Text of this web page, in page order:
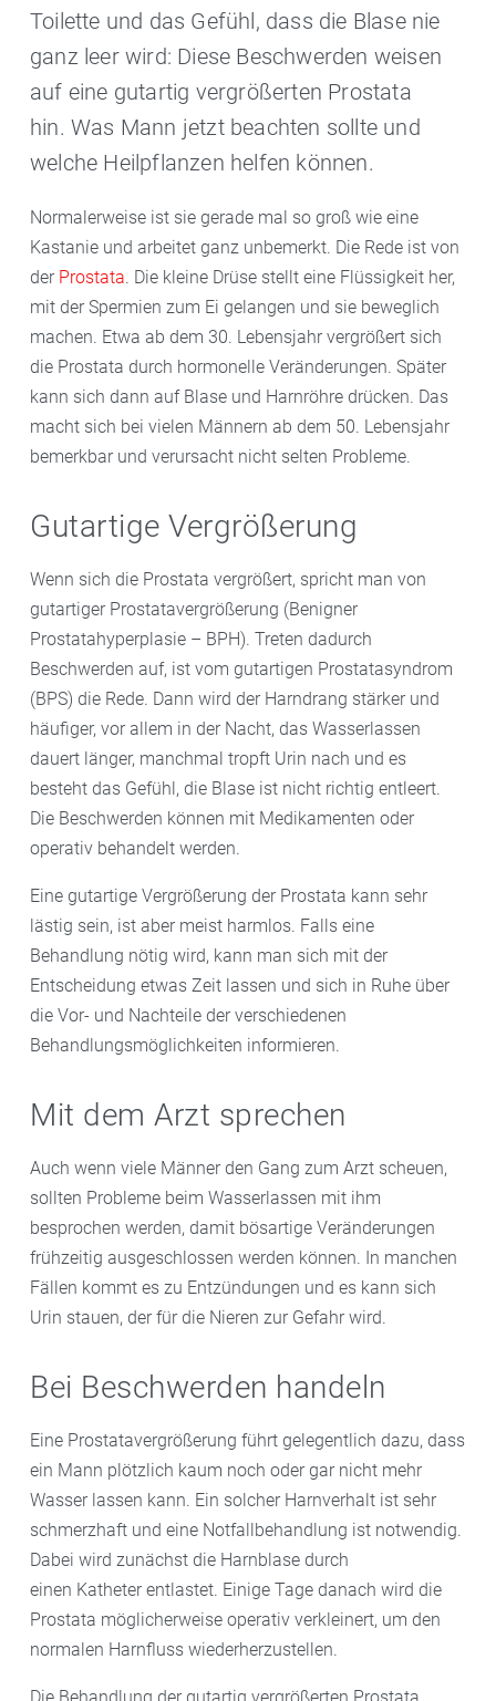
Toilette und das Gefühl, dass die Blase nie
ganz leer wird: Diese Beschwerden weisen
auf eine gutartig vergrößerten Prostata
hin. Was Mann jetzt beachten sollte und
welche Heilpflanzen helfen können.
Normalerweise ist sie gerade mal so groß wie eine
Kastanie und arbeitet ganz unbemerkt. Die Rede ist von
der Prostata. Die kleine Drüse stellt eine Flüssigkeit her,
mit der Spermien zum Ei gelangen und sie beweglich
machen. Etwa ab dem 30. Lebensjahr vergrößert sich
die Prostata durch hormonelle Veränderungen. Später
kann sich dann auf Blase und Harnröhre drücken. Das
macht sich bei vielen Männern ab dem 50. Lebensjahr
bemerkbar und verursacht nicht selten Probleme.
Gutartige Vergrößerung
Wenn sich die Prostata vergrößert, spricht man von
gutartiger Prostatavergrößerung (Benigner
Prostatahyperplasie – BPH). Treten dadurch
Beschwerden auf, ist vom gutartigen Prostatasyndrom
(BPS) die Rede. Dann wird der Harndrang stärker und
häufiger, vor allem in der Nacht, das Wasserlassen
dauert länger, manchmal tropft Urin nach und es
besteht das Gefühl, die Blase ist nicht richtig entleert.
Die Beschwerden können mit Medikamenten oder
operativ behandelt werden.
Eine gutartige Vergrößerung der Prostata kann sehr
lästig sein, ist aber meist harmlos. Falls eine
Behandlung nötig wird, kann man sich mit der
Entscheidung etwas Zeit lassen und sich in Ruhe über
die Vor- und Nachteile der verschiedenen
Behandlungsmöglichkeiten informieren.
Mit dem Arzt sprechen
Auch wenn viele Männer den Gang zum Arzt scheuen,
sollten Probleme beim Wasserlassen mit ihm
besprochen werden, damit bösartige Veränderungen
frühzeitig ausgeschlossen werden können. In manchen
Fällen kommt es zu Entzündungen und es kann sich
Urin stauen, der für die Nieren zur Gefahr wird.
Bei Beschwerden handeln
Eine Prostatavergrößerung führt gelegentlich dazu, dass
ein Mann plötzlich kaum noch oder gar nicht mehr
Wasser lassen kann. Ein solcher Harnverhalt ist sehr
schmerzhaft und eine Notfallbehandlung ist notwendig.
Dabei wird zunächst die Harnblase durch
einen Katheter entlastet. Einige Tage danach wird die
Prostata möglicherweise operativ verkleinert, um den
normalen Harnfluss wiederherzustellen.